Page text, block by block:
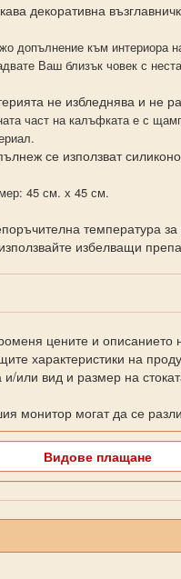
декоративна
допълнение към интериора
Ваш близък човек с
не избледнява и не
част на калъфката е с
се използват
45 см. х 45 см.
температура
избелващи
цените и описанието
характеристики на
или вид и размер на
монитор могат да се
Видове плащане